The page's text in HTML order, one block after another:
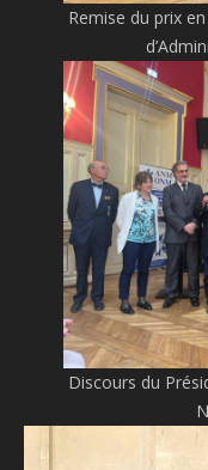
Remise du prix
Discours du